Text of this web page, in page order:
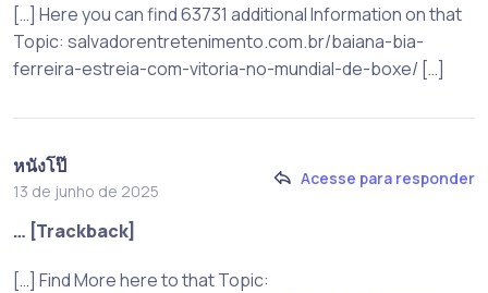
[…] Here you can find 63731 additional Information on that
Topic: salvadorentretenimento.com.br/baiana-bia-
ferreira-estreia-com-vitoria-no-mundial-de-boxe/ […]
หนังโป๊
13 de junho de 2025
Acesse para responder
… [Trackback]
[…] Find More here to that Topic: